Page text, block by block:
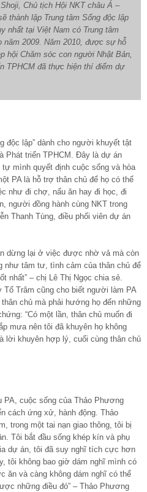
Chủ tịch Hội NKT châu Á –
thành lập Trung tâm Sống độc lập
nhất tại Việt Nam có Trung tâm
2009. Năm 2010, được sự hỗ
hội Chăm sóc con người Nhật Bản,
TPHCM đã thực hiện thí điểm dự
độc lập” dành cho người khuyết tật
Phát triển TPHCM. Đây là dự án
mình quyết định cuộc sống và hòa
PA là hỗ trợ thân chủ để họ có thể
như đi chợ, nấu ăn hay đi học, đi
người đồng hành cùng NKT trong
Thanh Tùng, điều phối viên dự án
dừng lại ở việc được nhờ vả mà còn
như tâm tư, tình cảm của thân chủ để
nhất” – chị Lê Thị Ngọc chia sẻ.
Tố Trâm cũng cho biết người làm PA
chủ mà phải hướng họ đến những
“Có một lần, thân chủ muốn đi
mưa nên tôi đã khuyên họ không
lời khuyên hợp lý, cuối cùng thân chủ
PA, cuộc sống của Thảo Phương
cách ứng xử, hành động. Thảo
trong một tai nạn giao thông, tôi bị
Tôi bắt đầu sống khép kín và phụ
dự án, tôi đã suy nghĩ tích cực hơn
tôi không bao giờ dám nghĩ mình có
ăn và càng không dám nghĩ có thể
những điều đó” – Thảo Phương